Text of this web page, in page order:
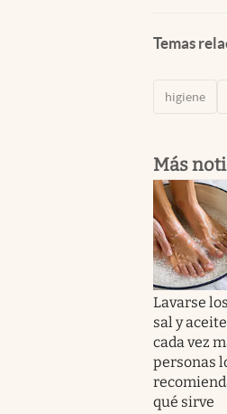
Temas
higiene
Más
Lavarse
sal y
cada vez
personas
qué sirve